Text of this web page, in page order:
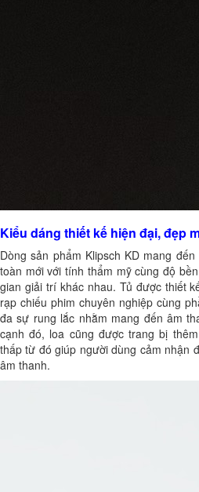
Kiểu dáng thiết kế hiện đại, đẹp
Dòng sản phẩm Klipsch KD mang
toàn mới với tính thẩm mỹ cùng độ
gian giải trí khác nhau. Tủ được thiết
rạp chiếu phim chuyên nghiệp cùng
đa sự rung lắc nhằm mang đến âm
cạnh đó, loa cũng được trang bị
thấp từ đó giúp người dùng cảm nhận
âm thanh.